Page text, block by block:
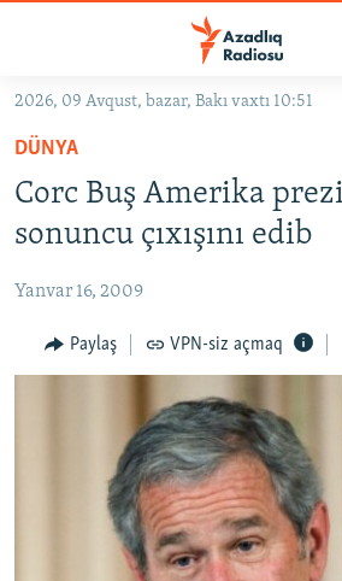
Əsas
qayıt
Əsas
qayıt
KORRUPSIOMETR
FƏRQƏ BAX
QANUNI DOĞRU
MULTIMEDIA
FOTOQALEREYA
İNFOQRAFIKA
RADIO ARXIV
AZƏRBAYCAN ƏDƏBIYYATI KITABXANASI
HAQQIMIZDA
2026, 09 Avqust, bazar, Bakı vaxtı 10:51
DÜNYA
Corc Buş Amerika
sonuncu çıxışını edib
Yanvar 16, 2009
Paylaş VPN-siz açmaq